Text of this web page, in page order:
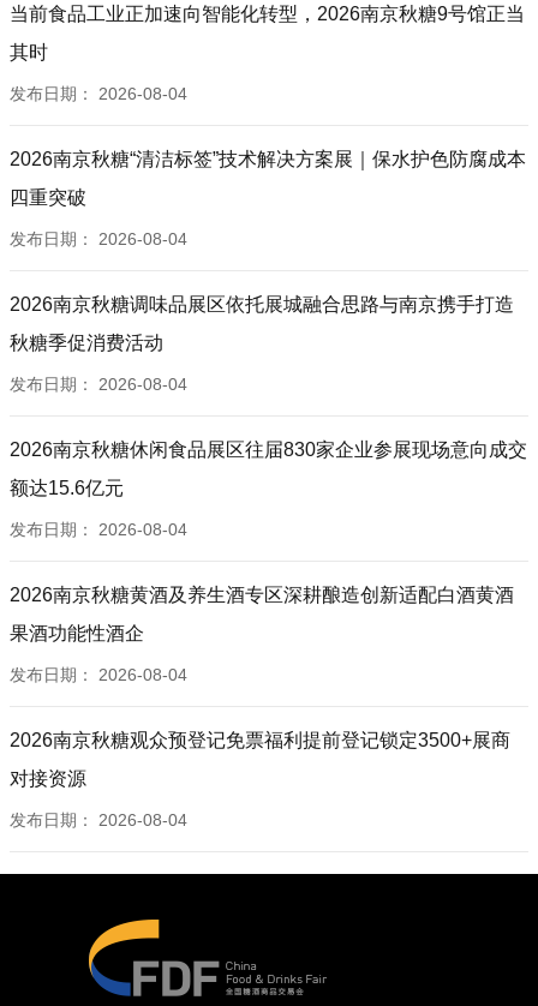
当前食品工业正加速向智能化转型，2026南京秋糖9号馆正当
其时
发布日期： 2026-08-04
2026南京秋糖“清洁标签”技术解决方案展｜保水护色防腐成本
四重突破
发布日期： 2026-08-04
2026南京秋糖调味品展区依托展城融合思路与南京携手打造
秋糖季促消费活动
发布日期： 2026-08-04
2026南京秋糖休闲食品展区往届830家企业参展现场意向成交
额达15.6亿元
发布日期： 2026-08-04
2026南京秋糖黄酒及养生酒专区深耕酿造创新适配白酒黄酒
果酒功能性酒企
发布日期： 2026-08-04
2026南京秋糖观众预登记免票福利提前登记锁定3500+展商
对接资源
发布日期： 2026-08-04